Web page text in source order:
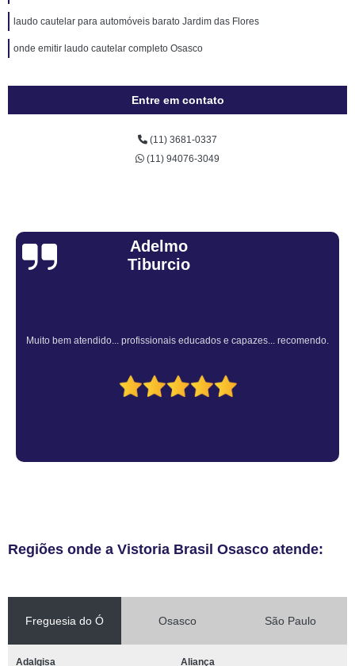
laudo cautelar para automóveis barato Jardim das Flores
onde emitir laudo cautelar completo Osasco
Entre em contato
(11) 3681-0337
(11) 94076-3049
Sandra Fiuza
Atendimento Rápido e Eficiente pelo
Regiões onde a Vistoria Brasil Osasco atende:
Freguesia do Ó Osasco São Paulo
Adalgisa Aliança